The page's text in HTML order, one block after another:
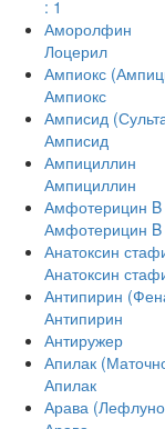
: 1
Аморолфин
Лоцерил
Ампиокс
Ампиокс
Амписид
Амписид
Ампициллин
Ампициллин
Амфотерицин B
Амфотерицин B
Анатоксин
Анатоксин
Антипирин
Антипирин
Антиружер
Апилак
Апилак
Арава